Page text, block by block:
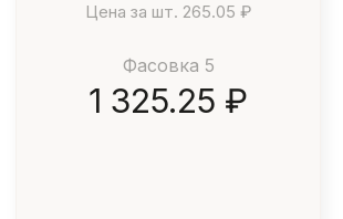
Цена за шт. 265.05 ₽
Фасовка 5
1 325.25 ₽